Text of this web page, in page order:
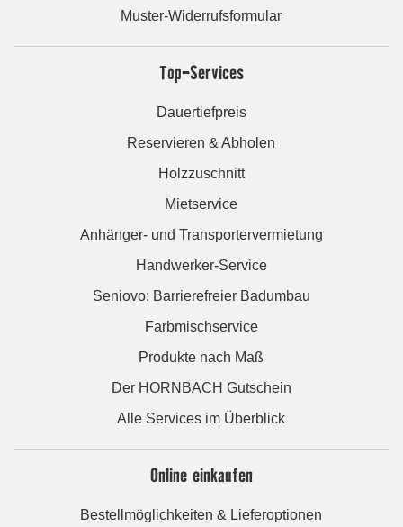
Muster-Widerrufsformular
Top-Services
Dauertiefpreis
Reservieren & Abholen
Holzzuschnitt
Mietservice
Anhänger- und Transportervermietung
Handwerker-Service
Seniovo: Barrierefreier Badumbau
Farbmischservice
Produkte nach Maß
Der HORNBACH Gutschein
Alle Services im Überblick
Online einkaufen
Bestellmöglichkeiten & Lieferoptionen